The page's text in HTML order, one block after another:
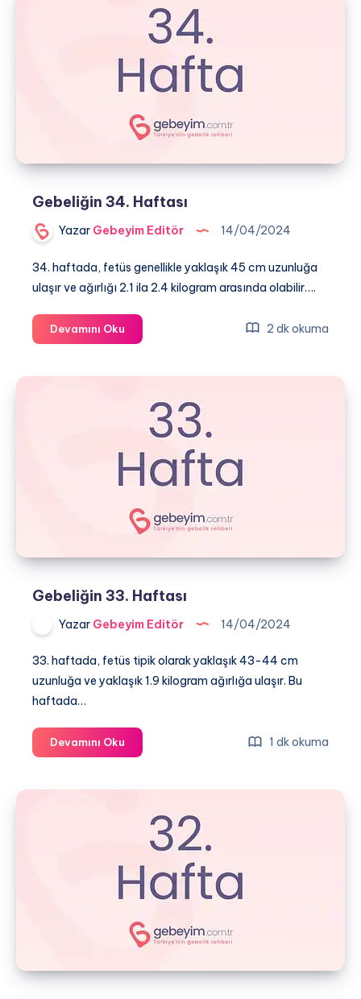
Gebeliğin 34. Haftası
Yazar Gebeyim Editör 14/04/2024
34. haftada, fetüs genellikle yaklaşık 45 cm uzunluğa
ulaşır ve ağırlığı 2.1 ila 2.4 kilogram arasında olabilir….
Devamını Oku
34.
2 dk okuma
Gebeliğin 33. Haftası
Yazar Gebeyim Editör 14/04/2024
33. haftada, fetüs tipik olarak yaklaşık 43-44 cm
uzunluğa ve yaklaşık 1.9 kilogram ağırlığa ulaşır. Bu
haftada…
Devamını Oku
33.
1 dk okuma